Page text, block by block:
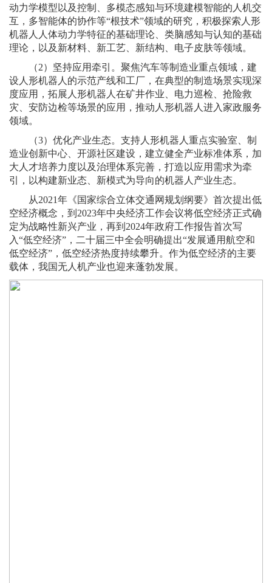
动力学模型以及控制、多模态感知与环境建模智能的人机交
互，多智能体的协作等“根技术”领域的研究，积极探索人形
机器人人体动力学特征的基础理论、类脑感知与认知的基础
理论，以及新材料、新工艺、新结构、电子皮肤等领域。
（2）坚持应用牵引。聚焦汽车等制造业重点领域，建
设人形机器人的示范产线和工厂，在典型的制造场景实现深
度应用，拓展人形机器人在矿井作业、电力巡检、抢险救
灾、安防边检等场景的应用，推动人形机器人进入家政服务
领域。
（3）优化产业生态。支持人形机器人重点实验室、制
造业创新中心、开源社区建设，建立健全产业标准体系，加
大人才培养力度以及治理体系完善，打造以应用需求为牵
引，以构建新业态、新模式为导向的机器人产业生态。
从2021年《国家综合立体交通网规划纲要》首次提出低
空经济概念，到2023年中央经济工作会议将低空经济正式确
定为战略性新兴产业，再到2024年政府工作报告首次写
入“低空经济”，二十届三中全会明确提出“发展通用航空和
低空经济”，低空经济热度持续攀升。作为低空经济的主要
载体，我国无人机产业也迎来蓬勃发展。